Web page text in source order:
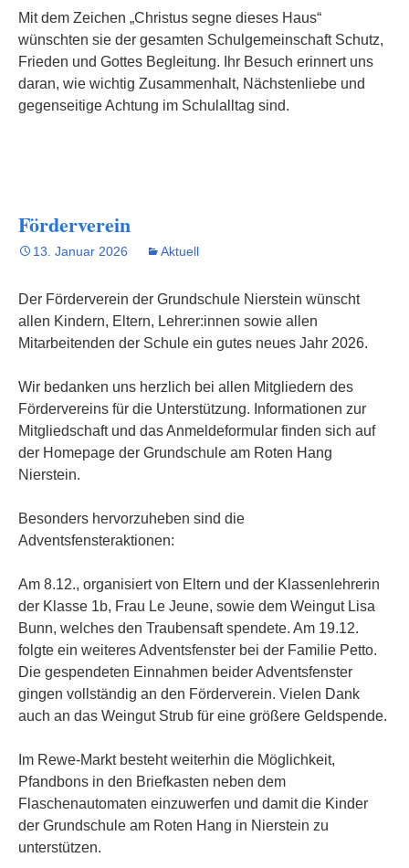
Mit dem Zeichen „Christus segne dieses Haus“
wünschten sie der gesamten Schulgemeinschaft Schutz,
Frieden und Gottes Begleitung. Ihr Besuch erinnert uns
daran, wie wichtig Zusammenhalt, Nächstenliebe und
gegenseitige Achtung im Schulalltag sind.
Förderverein
13. Januar 2026 Aktuell
Der Förderverein der Grundschule Nierstein wünscht
allen Kindern, Eltern, Lehrer:innen sowie allen
Mitarbeitenden der Schule ein gutes neues Jahr 2026.
Wir bedanken uns herzlich bei allen Mitgliedern des
Fördervereins für die Unterstützung. Informationen zur
Mitgliedschaft und das Anmeldeformular finden sich auf
der Homepage der Grundschule am Roten Hang
Nierstein.
Besonders hervorzuheben sind die
Adventsfensteraktionen:
Am 8.12., organisiert von Eltern und der Klassenlehrerin
der Klasse 1b, Frau Le Jeune, sowie dem Weingut Lisa
Bunn, welches den Traubensaft spendete. Am 19.12.
folgte ein weiteres Adventsfenster bei der Familie Petto.
Die gespendeten Einnahmen beider Adventsfenster
gingen vollständig an den Förderverein. Vielen Dank
auch an das Weingut Strub für eine größere Geldspende.
Im Rewe-Markt besteht weiterhin die Möglichkeit,
Pfandbons in den Briefkasten neben dem
Flaschenautomaten einzuwerfen und damit die Kinder
der Grundschule am Roten Hang in Nierstein zu
unterstützen.